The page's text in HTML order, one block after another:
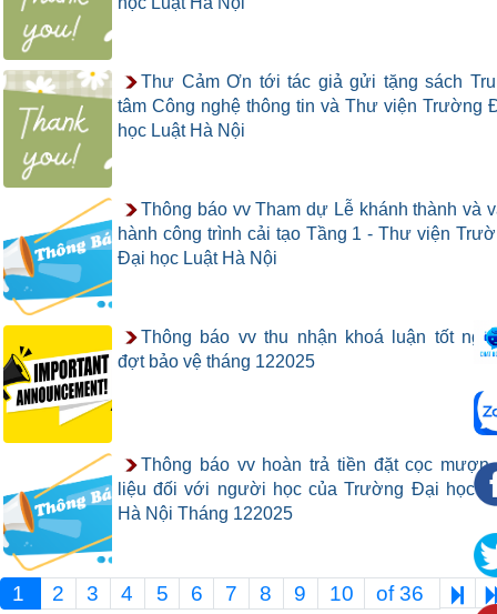
Thư Cảm Ơn tới tác giả gửi tặng sách
tâm Công nghệ thông tin và Thư viện Trường
học Luật Hà Nội
Thông báo vv Tham dự Lễ khánh thành và
hành công trình cải tạo Tầng 1 - Thư viện
Đại học Luật Hà Nội
Thông báo vv thu nhận khoá luận tốt
đợt bảo vệ tháng 122025
Thông báo vv hoàn trả tiền đặt cọc mượn
liệu đối với người học của Trường Đại học
Hà Nội Tháng 122025
1 2 3 4 5 6 7 8 9 10 of 36